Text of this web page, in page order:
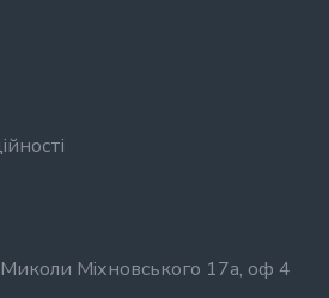
Міхновського 17а, оф 4